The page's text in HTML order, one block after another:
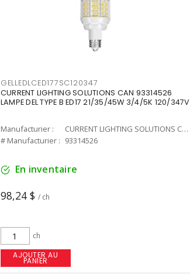
GELLEDLCED177SC120347
CURRENT LIGHTING SOLUTIONS CAN 93314526
LAMPE DEL TYPE B ED17 21/35/45W 3/4/5K 120/347V
Manufacturier :
CURRENT LIGHTING SOLUTIONS CAN
# Manufacturier : 93314526
En inventaire
98,24 $ / ch
ch
AJOUTER AU
PANIER